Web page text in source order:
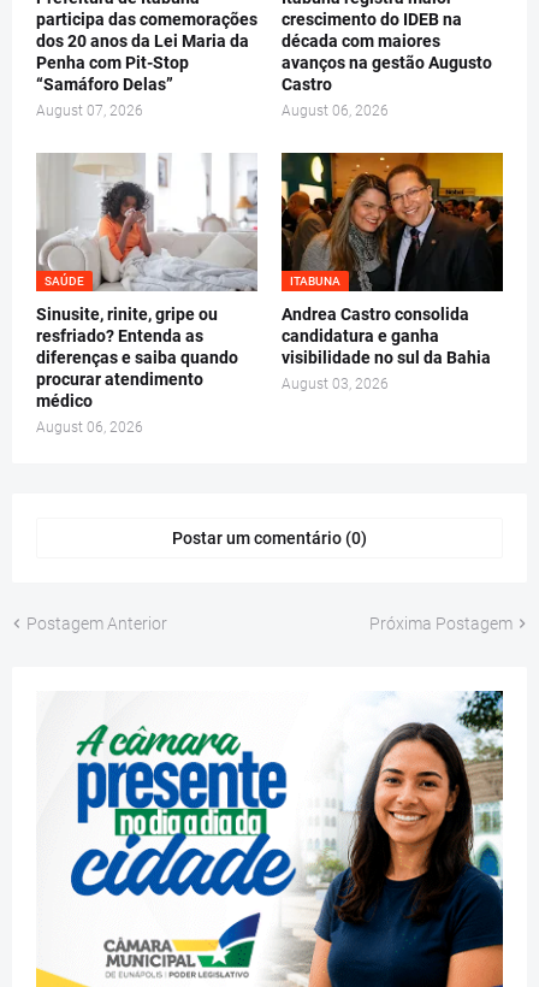
participa das comemorações
dos 20 anos da Lei Maria da
Penha com Pit-Stop
“Samáforo Delas”
August 07, 2026
crescimento do IDEB na
década com maiores
avanços na gestão Augusto
Castro
August 06, 2026
SAÚDE
Sinusite, rinite, gripe ou
resfriado? Entenda as
diferenças e saiba quando
procurar atendimento
médico
August 06, 2026
ITABUNA
Andrea Castro consolida
candidatura e ganha
visibilidade no sul da Bahia
August 03, 2026
Postar um comentário (0)
Postagem Anterior Próxima Postagem